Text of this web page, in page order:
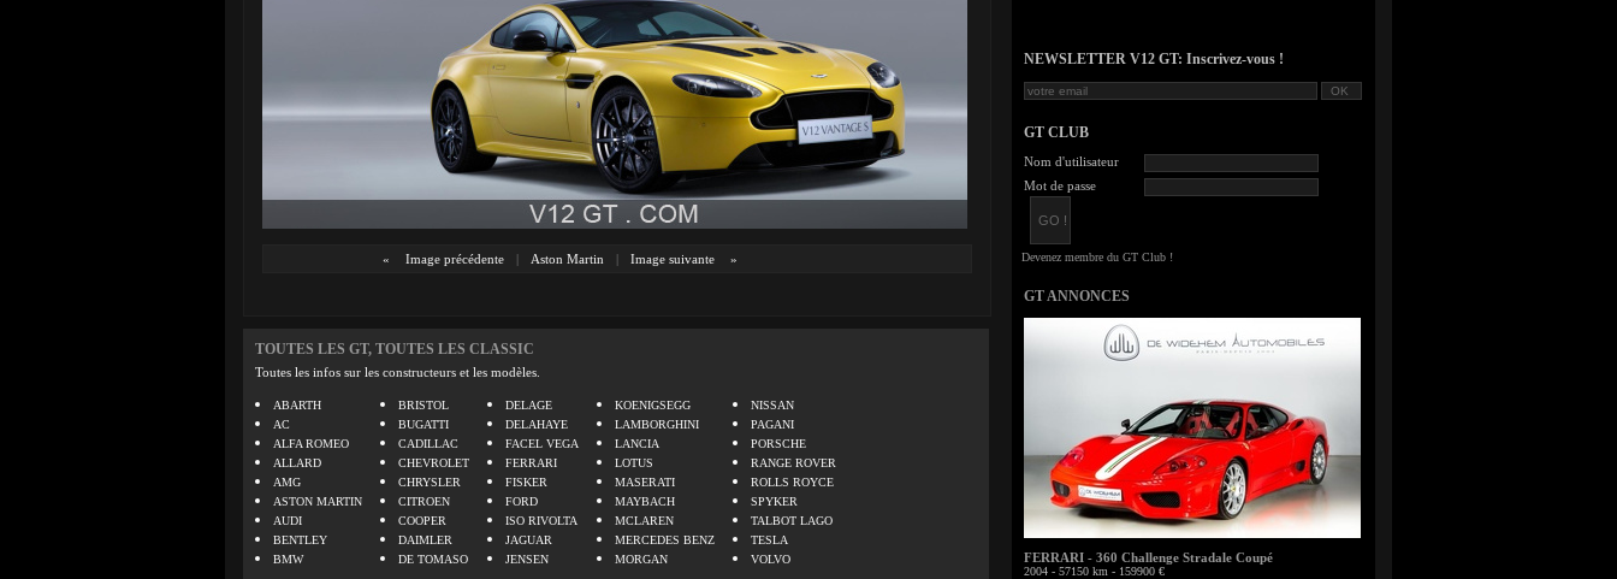
« Image précédente | Aston Martin | Image suivante »
TOUTES LES GT, TOUTES LES CLASSIC
Toutes les infos sur les constructeurs et les modèles.
ABARTH
AC
ALFA ROMEO
ALLARD
AMG
ASTON MARTIN
AUDI
BENTLEY
BMW
BRISTOL
BUGATTI
CADILLAC
CHEVROLET
CHRYSLER
CITROEN
COOPER
DAIMLER
DE TOMASO
DELAGE
DELAHAYE
FACEL VEGA
FERRARI
FISKER
FORD
ISO RIVOLTA
JAGUAR
JENSEN
KOENIGSEGG
LAMBORGHINI
LANCIA
LOTUS
MASERATI
MAYBACH
MCLAREN
MERCEDES BENZ
MORGAN
NISSAN
PAGANI
PORSCHE
RANGE ROVER
ROLLS ROYCE
SPYKER
TALBOT LAGO
TESLA
VOLVO
NEWSLETTER V12 GT: Inscrivez-vous !
GT CLUB
Nom d'utilisateur
Mot de passe
GT ANNONCES
FERRARI - 360 Challenge Stradale Coupé
2004 - 57150 km - 159900 €